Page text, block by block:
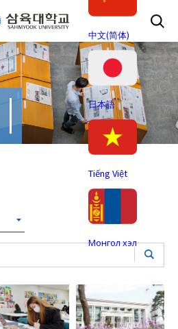
中文(简体)
日本語
Tiếng Việt
Монгол хэл